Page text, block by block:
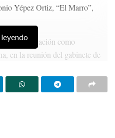
a Fresnillo
seguridad
Lo Mas Destacado
Yépez Ortiz, “El Marro”,
esta situación como
en la reunión del gabinete de
delincuente para evitar que